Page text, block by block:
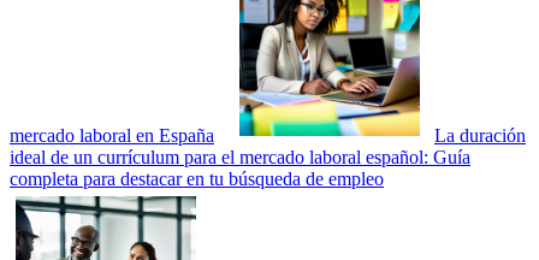
mercado laboral en España
La duración
ideal de un currículum para el mercado laboral español: Guía
completa para destacar en tu búsqueda de empleo